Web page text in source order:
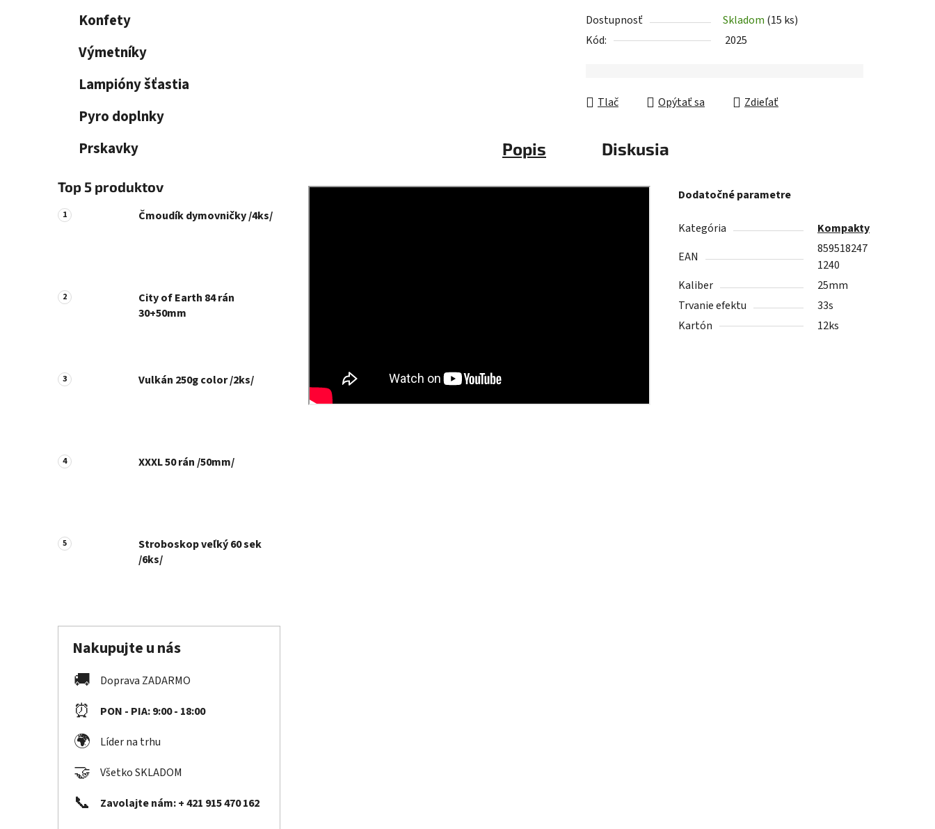
Konfety
Výmetníky
Lampióny šťastia
Pyro doplnky
Prskavky
Top 5 produktov
Čmoudík dymovničky /4ks/
City of Earth 84 rán
30+50mm
Vulkán 250g color /2ks/
XXXL 50 rán /50mm/
Stroboskop veľký 60 sek
/6ks/
Nakupujte u nás
🚚 Doprava ZADARMO
⏰ PON - PIA: 9:00 - 18:00
🌍 Líder na trhu
🤝 Všetko SKLADOM
📞 Zavolajte nám: + 421 915 470 162
Dostupnosť Skladom (15 ks)
Kód:
2025
Tlač Opýtať sa Zdieľať
Popis Diskusia
Dodatočné parametre
Kategória
Kompakty
EAN
859518247
1240
Kaliber
25mm
Trvanie efektu
33s
Kartón
12ks